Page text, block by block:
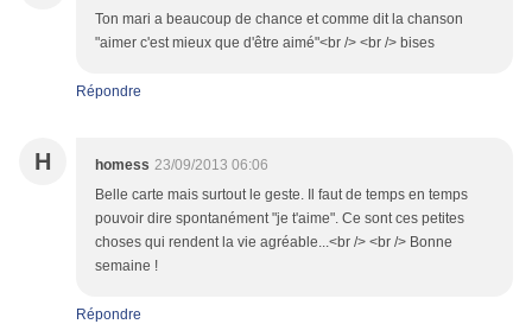
Ton mari a beaucoup de chance et comme dit la chanson
"aimer c'est mieux que d'être aimé"<br /> <br /> bises
Répondre
H homess 23/09/2013 06:06
Belle carte mais surtout le geste. Il faut de temps en temps
pouvoir dire spontanément "je t'aime". Ce sont ces petites
choses qui rendent la vie agréable...<br /> <br /> Bonne
semaine !
Répondre